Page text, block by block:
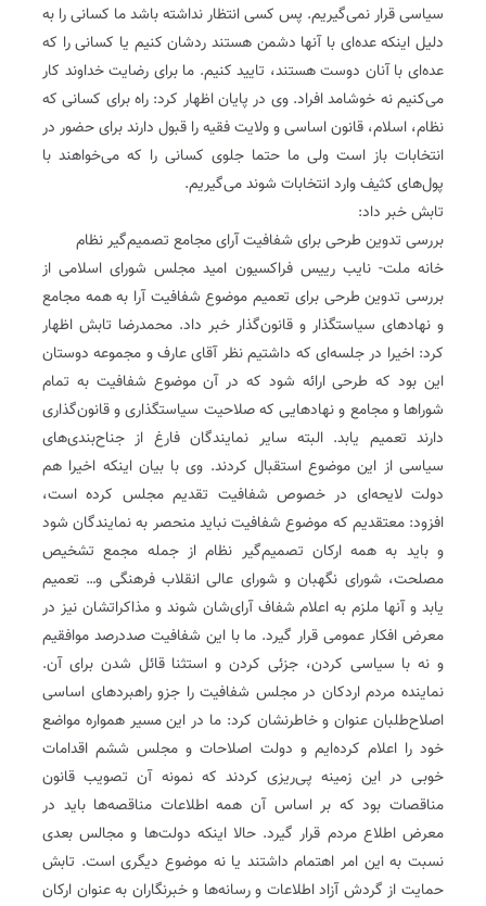
سیاسی قرار نمی‌گیریم. پس کسی انتظار نداشته باشد ما کسانی را به
دلیل اینکه عده‌ای با آنها دشمن هستند ردشان کنیم یا کسانی را که
عده‌ای با آنان دوست هستند، تایید کنیم. ما برای رضایت خداوند کار
می‌کنیم نه خوشامد افراد. وی در پایان اظهار کرد: راه برای کسانی که
نظام، اسلام، قانون اساسی و ولایت فقیه را قبول دارند برای حضور در
انتخابات باز است ولی ما حتما جلوی کسانی را که می‌خواهند با
پول‌های کثیف وارد انتخابات شوند می‌گیریم.
تابش خبر داد:
بررسی تدوین طرحی برای شفافیت آرای مجامع تصمیم‌گیر نظام
خانه ملت- نایب رییس فراکسیون امید مجلس شورای اسلامی از
بررسی تدوین طرحی برای تعمیم موضوع شفافیت آرا به همه مجامع
و نهادهای سیاستگذار و قانون‌گذار خبر داد. محمدرضا تابش اظهار
کرد: اخیرا در جلسه‌ای که داشتیم نظر آقای عارف و مجموعه دوستان
این بود که طرحی ارائه شود که در آن موضوع شفافیت به تمام
شوراها و مجامع و نهادهایی که صلاحیت سیاستگذاری و قانون‌گذاری
دارند تعمیم یابد. البته سایر نمایندگان فارغ از جناح‌بندی‌های
سیاسی از این موضوع استقبال کردند. وی با بیان اینکه اخیرا هم
دولت لایحه‌ای در خصوص شفافیت تقدیم مجلس کرده است،
افزود: معتقدیم که موضوع شفافیت نباید منحصر به نمایندگان شود
و باید به همه ارکان تصمیم‌گیر نظام از جمله مجمع تشخیص
مصلحت، شورای نگهبان و شورای عالی انقلاب فرهنگی و‌… تعمیم
یابد و آنها ملزم به اعلام شفاف آرای‌شان شوند و مذاکراتشان نیز در
معرض افکار عمومی قرار گیرد. ما با این شفافیت صد‌در‌صد موافقیم
و نه با سیاسی کردن، جزئی کردن و استثنا قائل شدن برای آن.
نماینده مردم اردکان در مجلس شفافیت را جزو راهبردهای اساسی
اصلاح‌طلبان عنوان و خاطر‌نشان کرد:‌ ما در این مسیر همواره مواضع
خود را اعلام کرده‌ایم و دولت اصلاحات و مجلس ششم اقدامات
خوبی در این زمینه پی‌ریزی کردند که نمونه آن تصویب قانون
مناقصات بود که بر اساس آن همه اطلاعات مناقصه‌ها باید در
معرض اطلاع مردم قرار گیرد. حالا اینکه دولت‌ها و مجالس بعدی
نسبت به این امر اهتمام داشتند یا نه موضوع دیگری است. تابش
حمایت از گردش آزاد اطلاعات و رسانه‌ها و خبرنگاران به عنوان ارکان